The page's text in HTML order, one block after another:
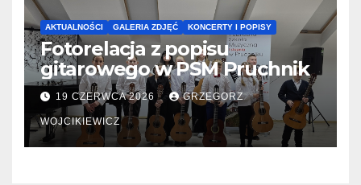
AKTUALNOŚCI GALERIA ZDJĘĆ KONCERTY I POPISY
Fotorelacja z popisu
gitarowego w PSM Pruchnik
19 CZERWCA 2026 GRZEGORZ
WOJCIKIEWICZ